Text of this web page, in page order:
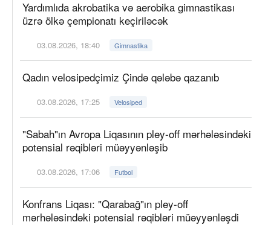
Yardımlıda akrobatika və aerobika gimnastikası
üzrə ölkə çempionatı keçiriləcək
03.08.2026, 18:40 Gimnastika
Qadın velosipedçimiz Çində qələbə qazanıb
03.08.2026, 17:25 Velosiped
"Sabah"ın Avropa Liqasının pley-off mərhələsindəki
potensial rəqibləri müəyyənləşib
03.08.2026, 17:06 Futbol
Konfrans Liqası: "Qarabağ"ın pley-off
mərhələsindəki potensial rəqibləri müəyyənləşdi